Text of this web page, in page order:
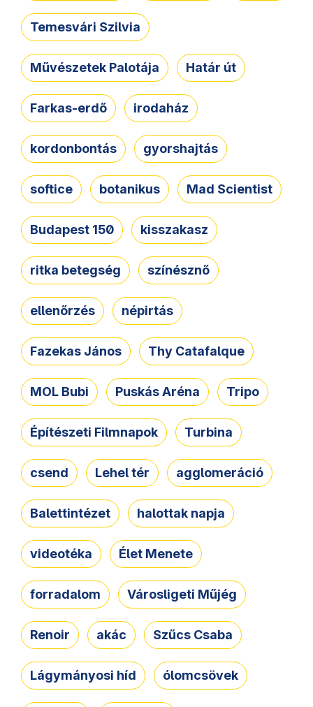
Temesvári Szilvia
Művészetek Palotája Határ út
Farkas-erdő irodaház
kordonbontás gyorshajtás
softice botanikus Mad Scientist
Budapest 150 kisszakasz
ritka betegség színésznő
ellenőrzés népirtás
Fazekas János Thy Catafalque
MOL Bubi Puskás Aréna Tripo
Építészeti Filmnapok Turbina
csend Lehel tér agglomeráció
Balettintézet halottak napja
videotéka Élet Menete
forradalom Városligeti Műjég
Renoir akác Szűcs Csaba
Lágymányosi híd ólomcsövek